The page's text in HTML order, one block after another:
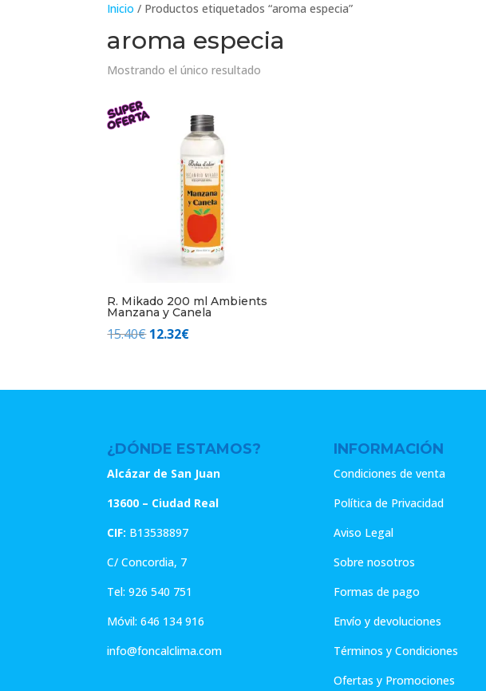
Inicio / Productos etiquetados “aroma especia”
aroma especia
Mostrando el único resultado
R. Mikado 200 ml Ambients
Manzana y Canela
15.40€ El
12.32€El
¿DÓNDE ESTAMOS?
Alcázar de San Juan
13600 – Ciudad Real
CIF: B13538897
C/ Concordia, 7
Tel:926 540 751
Móvil:646 134 916
info@foncalclima.com
INFORMACIÓN
Condiciones de venta
Política de Privacidad
Aviso Legal
Sobre nosotros
Formas de pago
Envío y devoluciones
Términos y Condiciones
Ofertas y Promociones